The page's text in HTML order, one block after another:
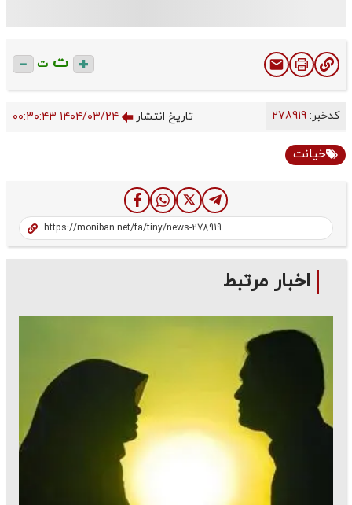
ت ت
کدخبر: تاریخ انتشار ۱۴۰۴/۰۳/۲۴ ۰۰:۳۰:۴۳
خیانت
اخبار مرتبط